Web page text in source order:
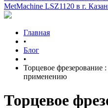
MetMachine LSZ1120 в г.
Главная
•
Блог
•
Торцевое фрезерование
применению
Торцевое